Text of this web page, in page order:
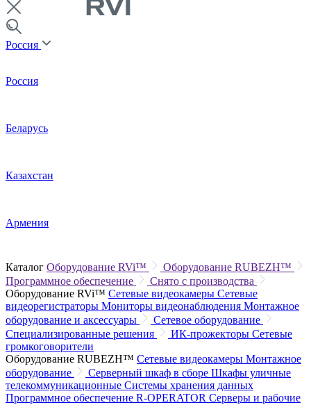
Россия
Россия
Беларусь
Казахстан
Армения
Каталог Оборудование RVi™
Оборудование RUBEZH™
Программное обеспечение
Снято с производства
Оборудование RVi™ Сетевые видеокамеры Сетевые
видеорегистраторы Мониторы видеонаблюдения Монтажное
оборудование и аксессуары
Сетевое оборудование
Специализированные решения
ИК-прожекторы Сетевые
громкоговорители
Оборудование RUBEZH™ Сетевые видеокамеры Монтажное
оборудование
Серверный шкаф в сборе Шкафы уличные
телекоммуникационные Системы хранения данных
Программное обеспечение R-OPERATOR Серверы и рабочие